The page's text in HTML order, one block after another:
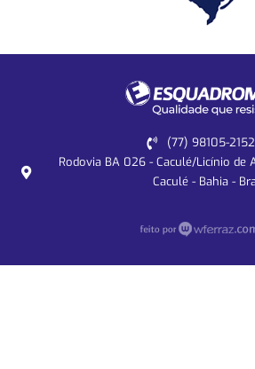
(77) 98105-2152
Rodovia BA 026 - Caculé/Licínio de
Caculé - Bahia -